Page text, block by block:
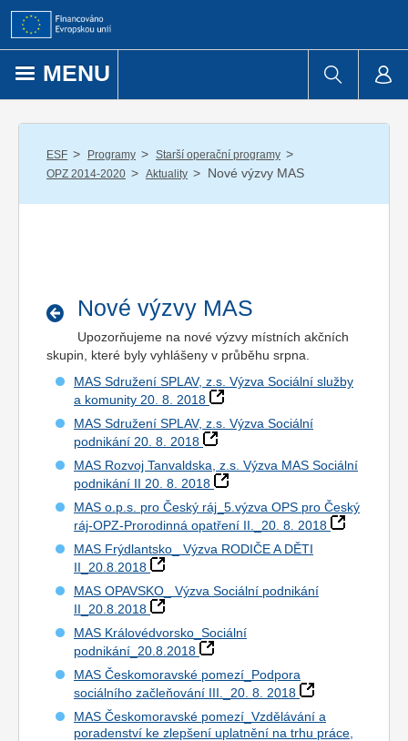
Přejít k obsahu
MENU
ESF / Programy / Starší operační programy /
OPZ 2014-2020 / Aktuality / Nové výzvy MAS
Nové výzvy MAS
Upozorňujeme na nové výzvy místních akčních
skupin, které byly vyhlášeny v průběhu srpna.
MAS Sdružení SPLAV, z.s. Výzva Sociální služby
a komunity 20. 8. 2018
MAS Sdružení SPLAV, z.s. Výzva Sociální
podnikání 20. 8. 2018
MAS Rozvoj Tanvaldska, z.s. Výzva MAS Sociální
podnikání II 20. 8. 2018
MAS o.p.s. pro Český ráj_5.výzva OPS pro Český
ráj-OPZ-Prorodinná opatření II._20. 8. 2018
MAS Frýdlantsko_ Výzva RODIČE A DĚTI
II_20.8.2018
MAS OPAVSKO_ Výzva Sociální podnikání
II_20.8.2018
MAS Královédvorsko_Sociální
podnikání_20.8.2018
MAS Českomoravské pomezí_Podpora
sociálního začleňování III._20. 8. 2018
MAS Českomoravské pomezí_Vzdělávání a
poradenství ke zlepšení uplatnění na trhu práce,